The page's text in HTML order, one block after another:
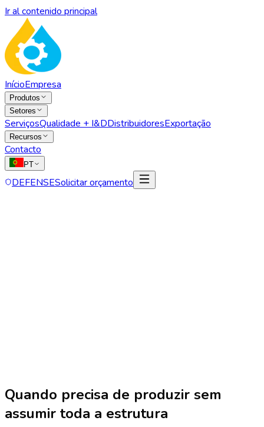
Ir al contenido principal
InícioEmpresa
Produtos
Setores
ServiçosQualidade + I&DDistribuidoresExportação
Recursos
Contacto
PT
DEFENSESolicitar orçamento
Quando precisa de produzir sem
assumir toda a estrutura